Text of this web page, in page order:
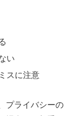
い
スに注意
プライバシーの